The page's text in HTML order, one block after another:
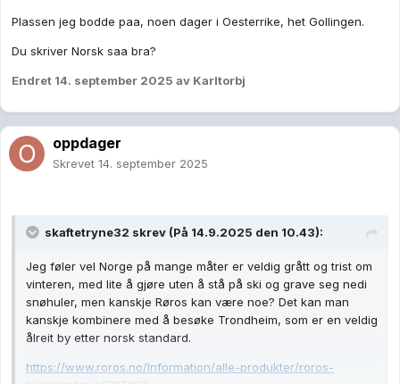
Plassen jeg bodde paa, noen dager i Oesterrike, het Gollingen.
Du skriver Norsk saa bra?
Endret 14. september 2025 av Karltorbj
oppdager
Skrevet 14. september 2025
skaftetryne32 skrev (På 14.9.2025 den 10.43):
Jeg føler vel Norge på mange måter er veldig grått og trist om
vinteren, med lite å gjøre uten å stå på ski og grave seg nedi
snøhuler, men kanskje Røros kan være noe? Det kan man
kanskje kombinere med å besøke Trondheim, som er en veldig
ålreit by etter norsk standard.
https://www.roros.no/Information/alle-produkter/roros-